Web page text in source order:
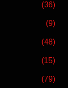
(36)
(9)
(48)
(15)
(79)